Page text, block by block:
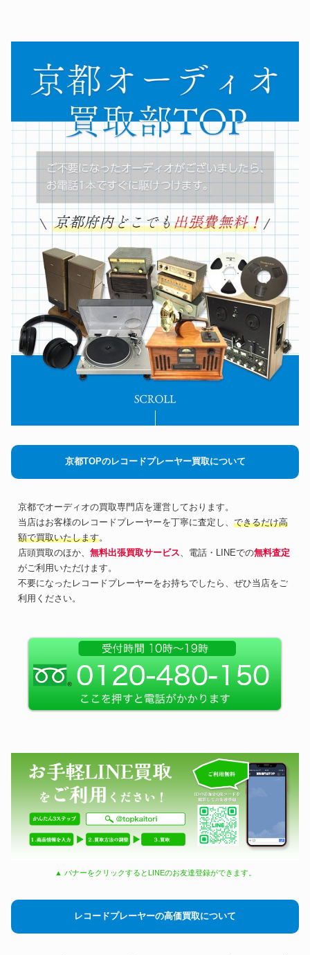
京都TOPのレコードプレーヤー買取について
京都でオーディオの買取専門店を運営しております。
当店はお客様のレコードプレーヤーを丁寧に査定し、 できるだけ高
額で買取いたします。
店頭買取のほか、 無料出張買取サービス、電話・LINEでの無料査定
がご利用いただけます。
不要になったレコードプレーヤーをお持ちでしたら、ぜひ当店をご
利用ください。
▲ バナーをクリックするとLINEのお友達登録ができます。
レコードプレーヤーの高価買取について